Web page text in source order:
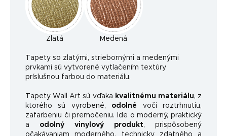
Zlatá Medená
Tapety so zlatými, striebornými a medenými
prvkami sú vytvorené vytlačením textúry
príslušnou farbou do materiálu.
Tapety Wall Art sú vďaka kvalitnému materiálu, z
ktorého sú vyrobené, odolné voči roztrhnutiu,
zafarbeniu či premočeniu. Ide o moderný, praktický
a odolný vinylový produkt, prispôsobený
očakávaniam moderného, ​​technicky zdatného a